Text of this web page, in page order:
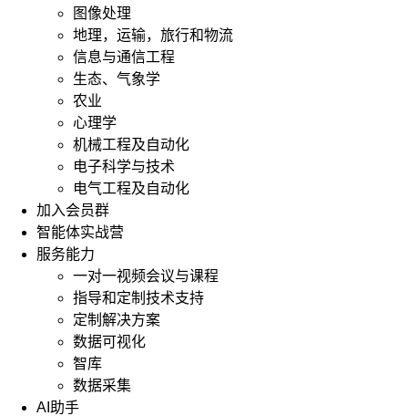
图像处理
地理，运输，旅行和物流
信息与通信工程
生态、气象学
农业
心理学
机械工程及自动化
电子科学与技术
电气工程及自动化
加入会员群
智能体实战营
服务能力
一对一视频会议与课程
指导和定制技术支持
定制解决方案
数据可视化
智库
数据采集
AI助手